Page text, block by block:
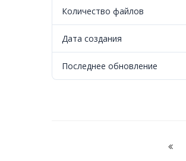
Количество файлов
Дата создания
Последнее обновление